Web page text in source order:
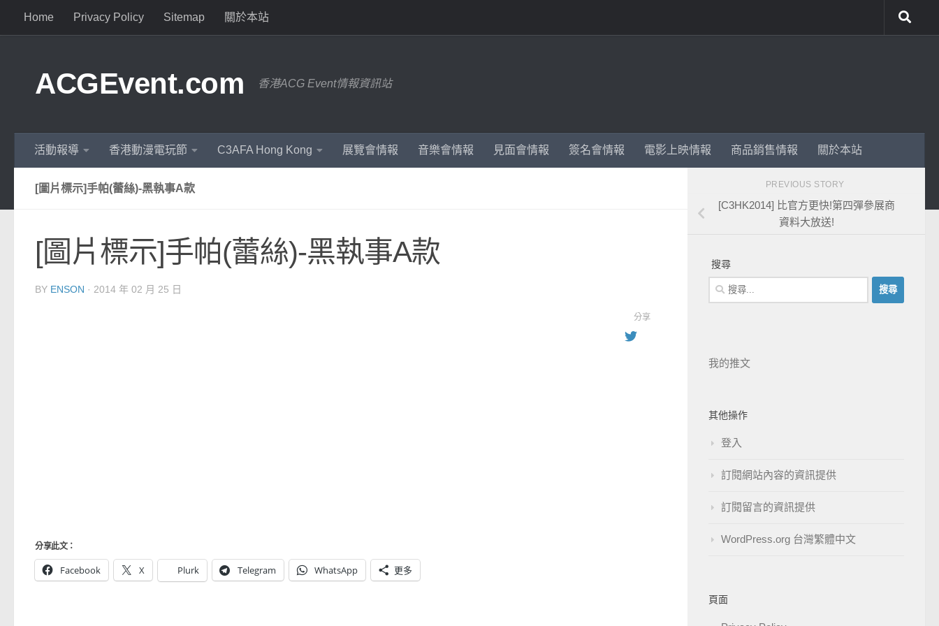
Home Privacy Policy Sitemap 關於本站
ACGEvent.com 香港ACG Event情報資訊站
活動報導 香港動漫電玩節 C3AFA Hong Kong 展覽會情報 音樂會情報 見面會情報 簽名會情報 電影上映情報 商品銷售情報 關於本站
[圖片標示]手帕(蕾絲)-黑執事A款
[圖片標示]手帕(蕾絲)-黑執事A款
BY ENSON · 2014 年 02 月 25 日
分享此文：
Facebook X Plurk Telegram WhatsApp 更多
分享
PREVIOUS STORY
[C3HK2014] 比官方更快!第四彈參展商
資料大放送!
搜尋
我的推文
其他操作
登入
訂閱網站內容的資訊提供
訂閱留言的資訊提供
WordPress.org 台灣繁體中文
頁面